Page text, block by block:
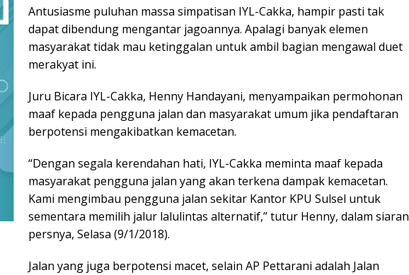
Antusiasme puluhan massa simpatisan IYL-Cakka, hampir pasti tak
dapat dibendung mengantar jagoannya. Apalagi banyak elemen
masyarakat tidak mau ketinggalan untuk ambil bagian mengawal duet
merakyat ini.
Juru Bicara IYL-Cakka, Henny Handayani, menyampaikan permohonan
maaf kepada pengguna jalan dan masyarakat umum jika pendaftaran
berpotensi mengakibatkan kemacetan.
“Dengan segala kerendahan hati, IYL-Cakka meminta maaf kepada
masyarakat pengguna jalan yang akan terkena dampak kemacetan.
Kami mengimbau pengguna jalan sekitar Kantor KPU Sulsel untuk
sementara memilih jalur lalulintas alternatif,” tutur Henny, dalam siaran
persnya, Selasa (9/1/2018).
Jalan yang juga berpotensi macet, selain AP Pettarani adalah Jalan